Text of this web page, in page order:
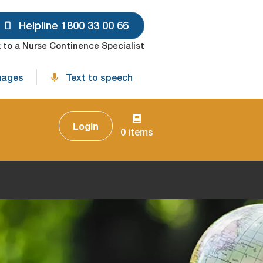
Helpline 1800 33 00 66
to a Nurse Continence Specialist
Text to speech
0 items
Login